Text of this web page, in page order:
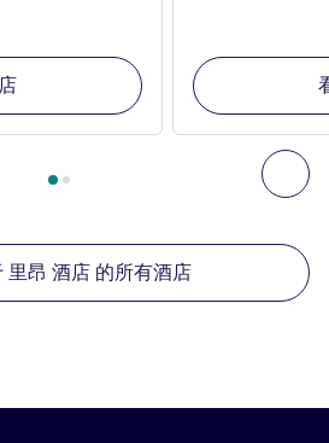
的其他酒店 下
附近的其他酒店 1 :, 我们在附近的
里昂 酒店 的所有酒店